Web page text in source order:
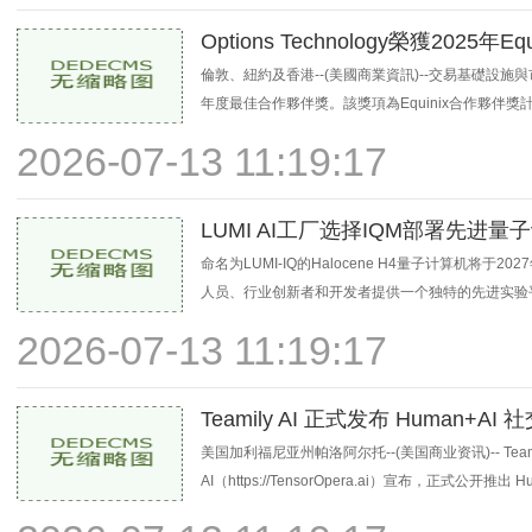
Options Technology榮獲2025年
倫敦、紐約及香港--(美國商業資訊)--交易基礎設施
年度最佳合作夥伴獎。該獎項為Equinix合作夥伴獎
2026-07-13 11:19:17
LUMI AI工厂选择IQM部署先进量
命名为LUMI-IQ的Halocene H4量子计算机将于
人员、行业创新者和开发者提供一个独特的先进实
2026-07-13 11:19:17
Teamily AI 正式发布 Human+AI
美国加利福尼亚州帕洛阿尔托--(美国商业资讯)--
AI（https://TensorOpera.ai）宣布，正式公开推出